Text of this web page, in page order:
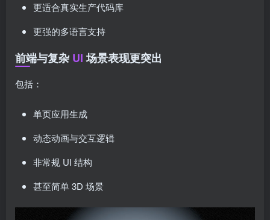
更适合真实生产代码库
更强的多语言支持
前端与复杂 UI场景表现更突出
包括：
单页应用生成
动态动画与交互逻辑
非常规 UI 结构
甚至简单 3D 场景